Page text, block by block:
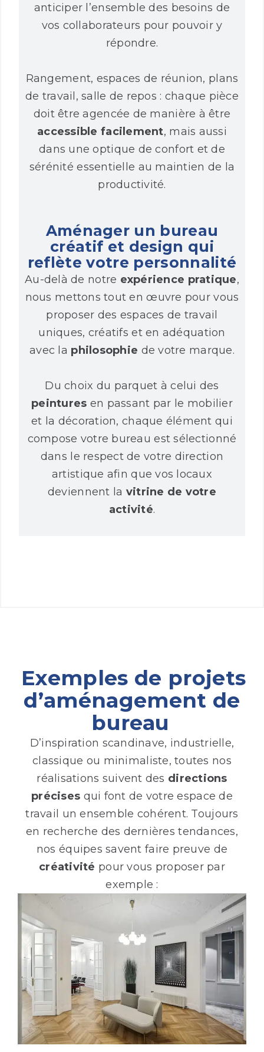
anticiper l’ensemble des besoins de
vos collaborateurs pour pouvoir y
répondre.
Rangement, espaces de réunion, plans
de travail, salle de repos : chaque pièce
doit être agencée de manière à être
accessible facilement, mais aussi
dans une optique de confort et de
sérénité essentielle au maintien de la
productivité.
Aménager un bureau
créatif et design qui
reflète votre personnalité
Au-delà de notre expérience pratique,
nous mettons tout en œuvre pour vous
proposer des espaces de travail
uniques, créatifs et en adéquation
avec la philosophie de votre marque.
Du choix du parquet à celui des
peintures en passant par le mobilier
et la décoration, chaque élément qui
compose votre bureau est sélectionné
dans le respect de votre direction
artistique afin que vos locaux
deviennent la vitrine de votre
activité.
Exemples de projets
d’aménagement de
bureau
D’inspiration scandinave, industrielle,
classique ou minimaliste, toutes nos
réalisations suivent des directions
précises qui font de votre espace de
travail un ensemble cohérent. Toujours
en recherche des dernières tendances,
nos équipes savent faire preuve de
créativité pour vous proposer par
exemple :